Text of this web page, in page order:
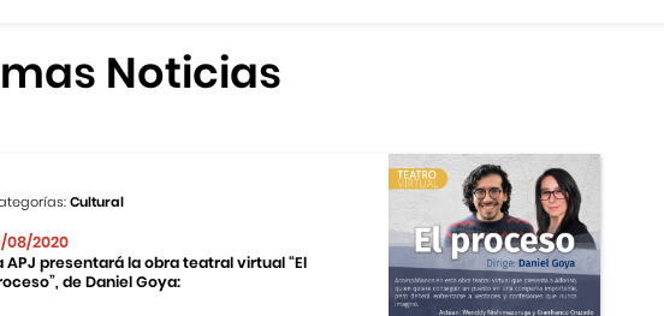
Noticias
Cultural
08/2020
APJ presentará la obra teatral virtual “El
de Daniel Goya: